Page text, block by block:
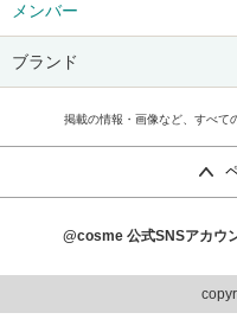
メンバー
ブランド
掲載の情報・画像など、すべて
@cosme 公式SNSアカウ